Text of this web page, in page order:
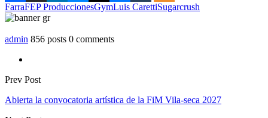
FarraFEP ProduccionesGymLuis CarettiSugarcrush
admin 856 posts 0 comments
Prev Post
Abierta la convocatoria artística de la FiM Vila-seca 2027